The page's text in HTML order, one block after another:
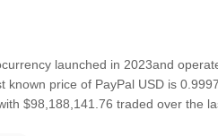
launched in 2023and
known price of PayPal USD is
$98,188,141.76 traded over the